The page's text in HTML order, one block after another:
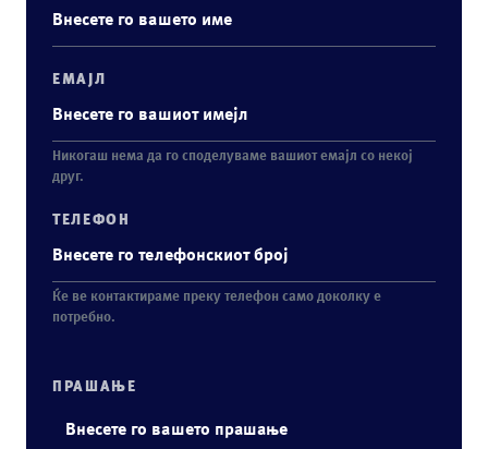
ЕМАЈЛ
Никогаш нема да го споделуваме вашиот емајл со некој
друг.
ТЕЛЕФОН
Ќе ве контактираме преку телефон само доколку е
потребно.
ПРАШАЊЕ